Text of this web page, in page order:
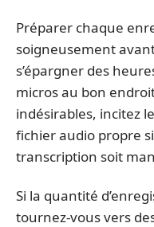
Préparer chaque
soigneusement
s’épargner des
micros au bon
indésirables, incitez
fichier audio propre
transcription soit
Si la quantité
tournez-vous vers